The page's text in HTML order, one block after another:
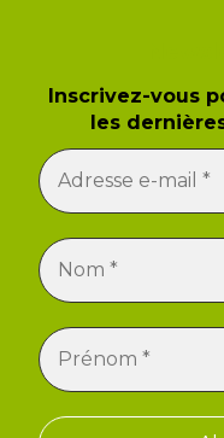
Inscrivez-vous
les